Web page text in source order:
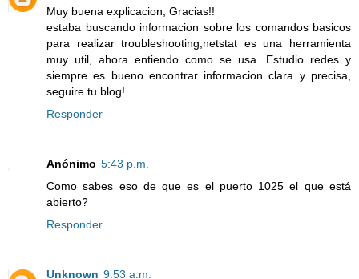
Muy buena explicacion, Gracias!!
estaba buscando informacion sobre los comandos basicos
para realizar troubleshooting,netstat es una herramienta
muy util, ahora entiendo como se usa. Estudio redes y
siempre es bueno encontrar informacion clara y precisa,
seguire tu blog!
Responder
Anónimo 5:43 p.m.
Como sabes eso de que es el puerto 1025 el que está
abierto?
Responder
Unknown 9:53 a.m.